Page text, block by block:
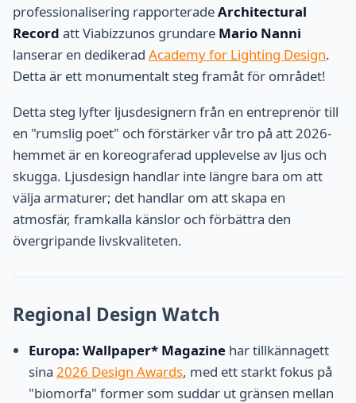
professionalisering rapporteradeArchitectural
Record att Viabizzunos grundare Mario Nanni
lanserar en dedikerad Academy for Lighting Design.
Detta är ett monumentalt steg framåt för området!
Detta steg lyfter ljusdesignern från en entreprenör till
en "rumslig poet" och förstärker vår tro på att 2026-
hemmet är en koreograferad upplevelse av ljus och
skugga. Ljusdesign handlar inte längre bara om att
välja armaturer; det handlar om att skapa en
atmosfär, framkalla känslor och förbättra den
övergripande livskvaliteten.
Regional Design Watch
Europa: Wallpaper* Magazine har tillkännagett
sina 2026 Design Awards, med ett starkt fokus på
"biomorfa" former som suddar ut gränsen mellan